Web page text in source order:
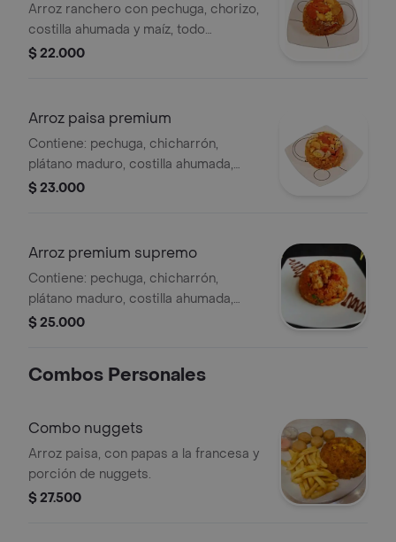
Arroz ranchero con pechuga, chorizo,
costilla ahumada y maíz, todo
mezclado con el arroz.
$ 22.000
Arroz paisa premium
Contiene: pechuga, chicharrón,
plátano maduro, costilla ahumada,
chorizo y maíz, todo mezclado con el
$ 23.000
Arroz premium supremo
Contiene: pechuga, chicharrón,
plátano maduro, costilla ahumada,
chorizo, mix de verdura tocineta
$ 25.000
Combos Personales
Combo nuggets
Arroz paisa, con papas a la francesa y
porción de nuggets.
$ 27.500